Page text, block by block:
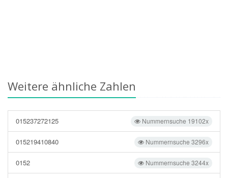
Weitere ähnliche Zahlen
Nummernsuche 19102x
015237272125
Nummernsuche 3296x
015219410840
Nummernsuche 3244x
0152